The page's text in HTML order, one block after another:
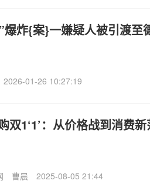
爆炸{案}一嫌疑人被引渡至
2026-01-26 10:27:19
双1‘1’：从价格战到消费
曹晨 2025-08-05 21:44